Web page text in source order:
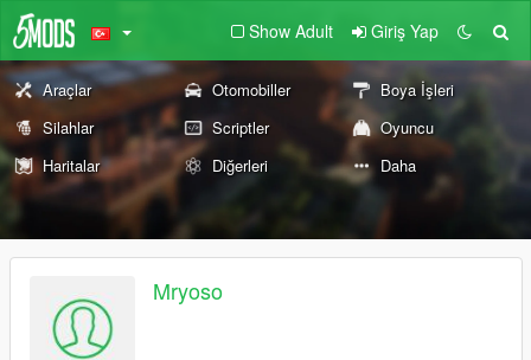
Show Adult Giriş Yap
Araçlar Otomobiller
Boya İşleri
Silahlar
Scriptler
Oyuncu
Haritalar
Diğerleri Daha
Mryoso